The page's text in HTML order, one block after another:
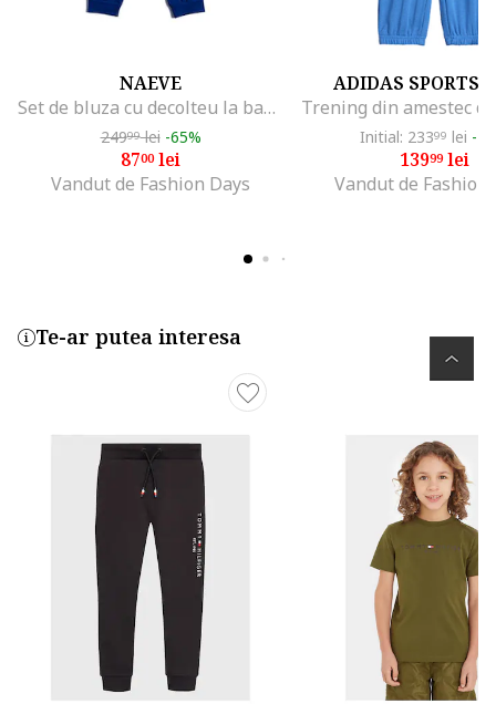
NAEVE
Set de bluza cu decolteu la baza gatului si pantaloni de trening, Albastru
24999lei -65%
8700lei
Vandut de Fashion Days
ADIDAS
Initial: 23399 lei -
13999lei
Vandut de Fashion
Te-ar putea interesa